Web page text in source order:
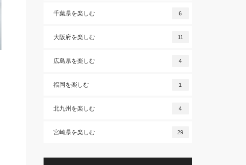
千葉県を楽しむ 6
大阪府を楽しむ 11
広島県を楽しむ 4
福岡を楽しむ 1
北九州を楽しむ 4
宮崎県を楽しむ 29